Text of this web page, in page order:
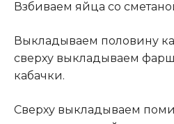
Взбиваем яйца со
Выкладываем половину
сверху выкладываем
кабачки.
Сверху выкладываем